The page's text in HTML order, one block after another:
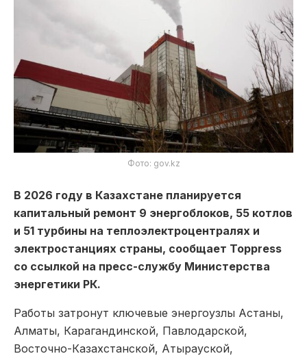
Фото: gov.kz
В 2026 году в Казахстане планируется
капитальный ремонт 9 энергоблоков, 55 котлов
и 51 турбины на теплоэлектроцентралях и
электростанциях страны, сообщает Toppress
со ссылкой на пресс-службу Министерства
энергетики РК.
Работы затронут ключевые энергоузлы Астаны,
Алматы, Карагандинской, Павлодарской,
Восточно-Казахстанской, Атырауской,